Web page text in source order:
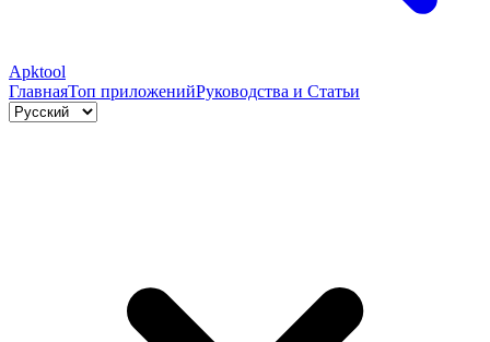
Apktool
ГлавнаяТоп приложенийРуководства и Статьи